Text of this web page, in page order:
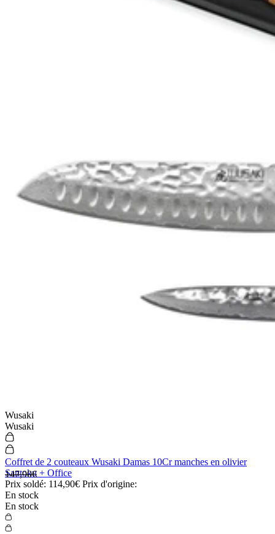
Wusaki
Wusaki
Coffret de 2 couteaux Wusaki Damas 10Cr manches en olivier
Santoku + Office
Prix soldé: 114,90€ Prix d'origine:
147,90€
En stock
En stock